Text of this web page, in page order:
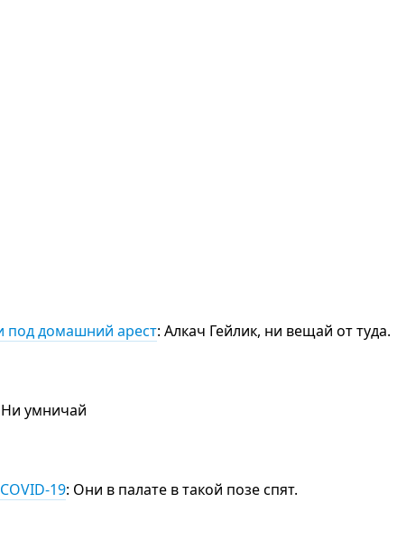
под домашний арест: Алкач Гейлик, ни вещай от туда.
умничай
19: Они в палате в такой позе спят.